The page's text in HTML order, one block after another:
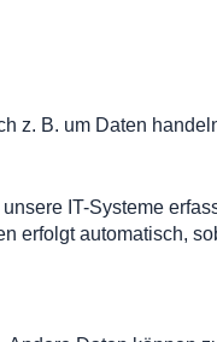
z. B. um Daten
IT-Systeme
erfolgt automatisch,